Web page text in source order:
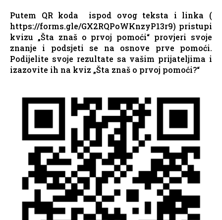
Putem QR koda ispod ovog teksta i linka (
https://forms.gle/GX2RQPoWKnzyP13r9) pristupi
kvizu „Šta znaš o prvoj pomoći“ provjeri svoje
znanje i podsjeti se na osnove prve pomoći.
Podijelite svoje rezultate sa vašim prijateljima i
izazovite ih na kviz „Šta znaš o prvoj pomoći?“